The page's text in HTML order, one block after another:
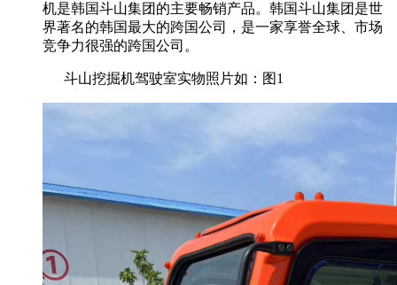
机是韩国斗山集团的主要畅销产品。韩国斗山集团是世
界著名的韩国最大的跨国公司，是一家享誉全球、市场
竞争力很强的跨国公司。
斗山挖掘机驾驶室实物照片如：图1